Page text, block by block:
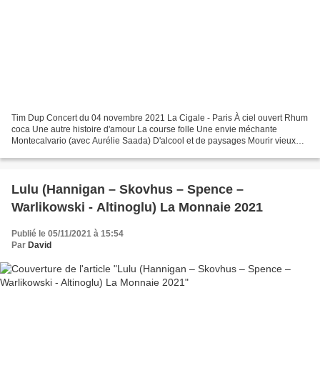
Tim Dup Concert du 04 novembre 2021 La Cigale - Paris À ciel ouvert Rhum
coca Une autre histoire d'amour La course folle Une envie méchante
Montecalvario (avec Aurélie Saada) D'alcool et de paysages Mourir vieux
Lulu (Hannigan – Skovhus – Spence –
Warlikowski - Altinoglu) La Monnaie 2021
Publié le 05/11/2021 à 15:54
Par David